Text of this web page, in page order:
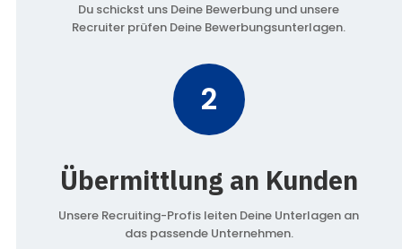
Du schickst uns Deine Bewerbung und unsere
Recruiter prüfen Deine Bewerbungsunterlagen.
2
Übermittlung an Kunden
Unsere Recruiting-Profis leiten Deine Unterlagen an
das passende Unternehmen.